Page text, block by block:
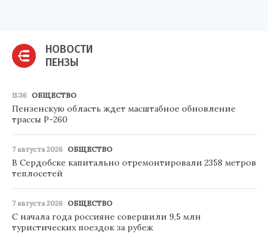
НОВОСТИ
ПЕНЗЫ
11:36 ОБЩЕСТВО
Пензенскую область ждет масштабное обновление
трассы Р-260
7 августа 2026 ОБЩЕСТВО
В Сердобске капитально отремонтировали 2358 метров
теплосетей
7 августа 2026 ОБЩЕСТВО
С начала года россияне совершили 9,5 млн
туристических поездок за рубеж